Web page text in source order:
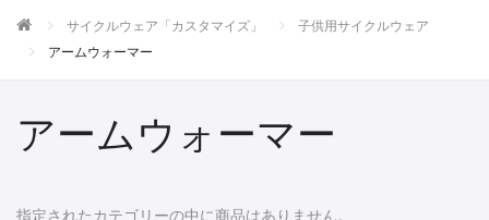
サイクルウェア「カスタマイズ」
子供用サイクルウェア
アームウォーマー
アームウォーマー
指定されたカテゴリーの中に商品はありません。